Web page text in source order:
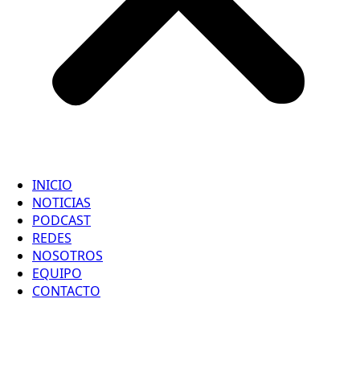
INICIO
NOTICIAS
PODCAST
REDES
NOSOTROS
EQUIPO
CONTACTO